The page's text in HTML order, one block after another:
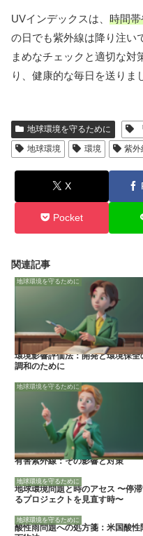
UVインデックスは、 時間
の日でも紫外線は降り注い
まめなチェックと適切な対
り、健康的な毎日を送りま
地球環境を守るために
地球環境
環境 紫外
X
Pocket
関連記事
地球環境を守るために
環境影響評価法：開発と環境保全
調和のために
地球環境を守るために
有害紫外線：その影響と対策
地球環境を守るために
地球環境問題と時のアセス 〜停
るプロジェクトを見直す時〜
地球環境を守るために
酸性雨問題への処方箋：米国酸性